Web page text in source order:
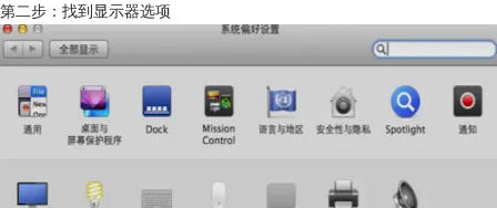
第二步：找到显示器选项